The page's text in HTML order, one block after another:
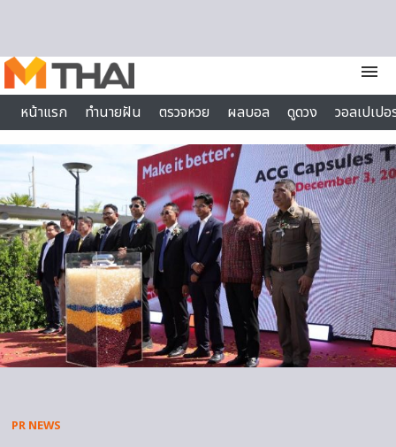
menu
หน้าแรก
ทำนายฝัน ตรวจหวย ผลบอล ดูดวง
วอลเปเป
ไลฟ์สไตล์
PR NEWS